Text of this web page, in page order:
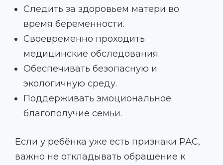
Следить за здоровьем матери во
время беременности.
Своевременно проходить
медицинские обследования.
Обеспечивать безопасную и
экологичную среду.
Поддерживать эмоциональное
благополучие семьи.
Если у ребёнка уже есть признаки РАС,
важно не откладывать обращение к